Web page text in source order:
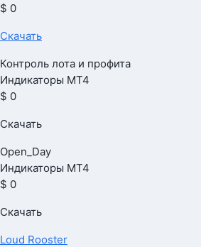
$ 0
Скачать
Контроль лота и профита
Индикаторы МТ4
$ 0
Скачать
Open_Day
Индикаторы МТ4
$ 0
Скачать
Loud Rooster